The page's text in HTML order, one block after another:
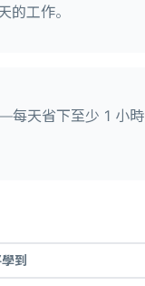
的工作。
每天省下至少 1 小時
到